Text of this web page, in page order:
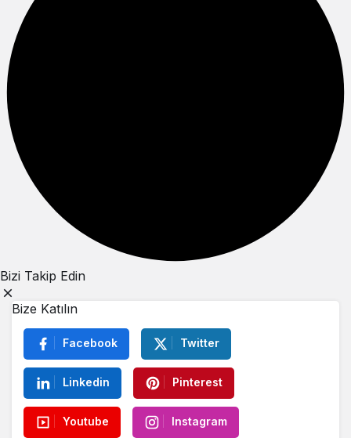
Bizi Takip Edin
Bize Katılın
Facebook Twitter
Linkedin Pinterest
Youtube Instagram